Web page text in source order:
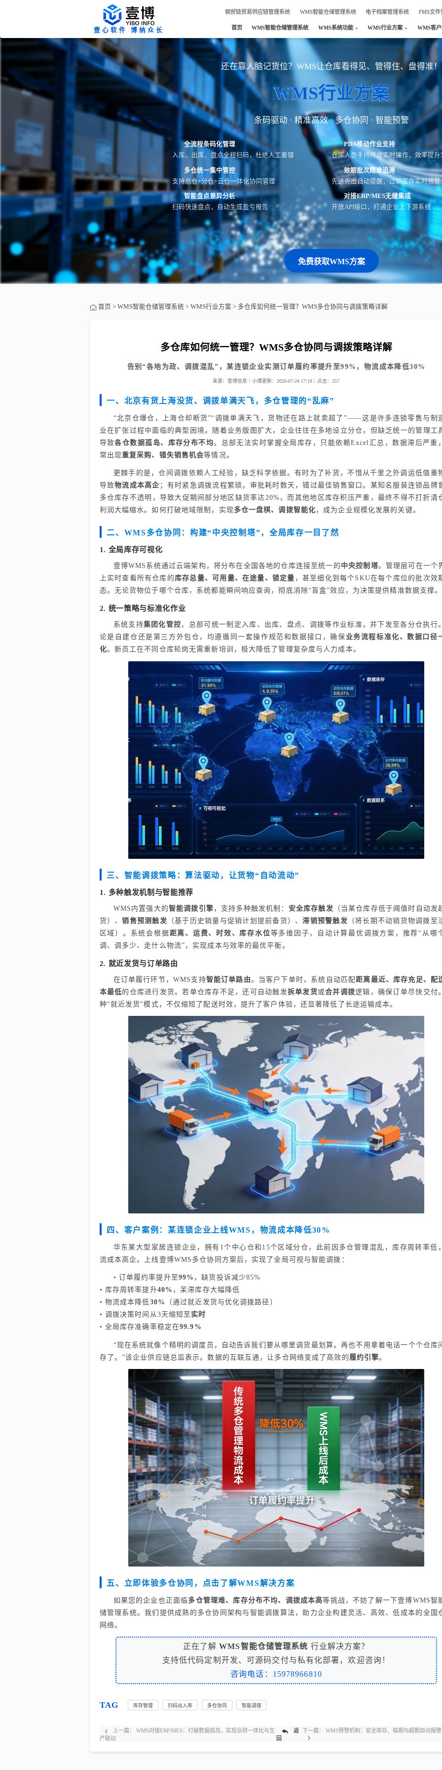
钢贸链贸易供应链管理系统 WMS智能仓储管理系统 电子档案管理系统 FMS文
壹心软件 博纳众长 首页 WMS智能仓储管理系统 WMS系统功能 WMS行业方案 WMS客
还在靠人脑记货位？WMS让仓库看得见、管得住、盘得准！
WMS行业方案
条码驱动 · 精准高效 · 多仓协同 · 智能预警
全流程条码化管理
入库、出库、盘点全程扫码，杜绝人工差错
PDA移动作业支持
仓库人员手持终端实时操作，效率提升
多仓统一集中管控
支持总仓+分仓+云仓一体化协同管理
效期批次精准追溯
先进先出自动提醒，过期库存实时预警
智能盘点差异分析
扫码快速盘点，自动生成盈亏报告
对接ERP/MES无缝集成
开放API接口，打通企业上下游系统
免费获取WMS方案
首页 > WMS智能仓储管理系统 > WMS行业方案 > 多仓库如何统一管理？WMS多仓协同与调拨策略详解
多仓库如何统一管理？WMS多仓协同与调拨策略详解
告别“各地为政、调拨混乱”，某连锁企业实测订单履约率提升至99%，物流成本降低30%
来源：壹博信息｜小博更新：2026-07-24 17:18｜ 点击：257
一、北京有货上海没货、调拨单满天飞，多仓管理的“乱麻”
“北京仓爆仓，上海仓却断货”“调拨单满天飞，货物还在路上就卖超了”——这是许多连锁零售与制
业在扩张过程中面临的典型困境。随着业务版图扩大，企业往往在多地设立分仓，但缺乏统一的管理工
导致各仓数据孤岛、库存分布不均。总部无法实时掌握全局库存，只能依赖Excel汇总，数据滞后严重
常出现重复采购、错失销售机会等情况。
更棘手的是，仓间调拨依赖人工经验，缺乏科学依据。有时为了补货，不惜从千里之外调运低值重
导致物流成本高企 ；有时紧急调拨流程繁琐，审批耗时数天，错过最佳销售窗口。某知名服装连锁品牌
多仓库存不透明，导致大促期间部分地区缺货率达20%，而其他地区库存积压严重，最终不得不打折清
利润大幅缩水。如何打破地域限制，实现多仓一盘棋、调拨智能化 ，成为企业规模化发展的关键。
二、WMS多仓协同：构建“中央控制塔”，全局库存一目了然
1. 全局库存可视化
壹博WMS系统通过云端架构，将分布在全国各地的仓库连接至统一的 中央控制塔。管理层可在一个
上实时查看所有仓库的 库存总量、可用量、在途量、锁定量 ，甚至细化到每个SKU在每个库位的批次效
态。无论货物位于哪个仓库，系统都能瞬间响应查询，彻底消除“盲盒”效应，为决策提供精准数据支撑。
2. 统一策略与标准化作业
系统支持集团化管控 ，总部可统一制定入库、出库、盘点、调拨等作业标准，并下发至各分仓执行
论是自建仓还是第三方外包仓，均遵循同一套操作规范和数据接口，确保 业务流程标准化、数据口径
化。新员工在不同仓库轮岗无需重新培训，极大降低了管理复杂度与人力成本。
三、智能调拨策略：算法驱动，让货物“自动流动”
1. 多种触发机制与智能推荐
WMS内置强大的智能调拨引擎 ，支持多种触发机制： 安全库存触发 （当某仓库存低于阈值时自动发
货）、销售预测触发 （基于历史销量与促销计划提前备货）、滞销预警触发 （将长期不动销货物调拨至
区域）。系统会根据 距离、运费、时效、库存水位等多维因子，自动计算最优调拨方案，推荐“从哪
调、调多少、走什么物流”，实现成本与效率的最优平衡。
2. 就近发货与订单路由
在订单履行环节，WMS支持智能订单路由。当客户下单时，系统自动匹配距离最近、库存充足、配
本最低的仓库进行发货。若单仓库存不足，还可自动触发拆单发货或合并调拨逻辑，确保订单尽快交付
种“就近发货”模式，不仅缩短了配送时效，提升了客户体验，还显著降低了长途运输成本。
四、客户案例：某连锁企业上线WMS，物流成本降低30%
华东某大型家居连锁企业，拥有1个中心仓和15个区域分仓，此前因多仓管理混乱，库存周转率低
流成本高企。上线壹博WMS多仓协同方案后，实现了全局可视与智能调拨：
• 订单履约率提升至99% ，缺货投诉减少85%
• 库存周转率提升40% ，呆滞库存大幅降低
• 物流成本降低30%
（通过就近发货与优化调拨路径）
• 调拨决策时间从3天缩短至 实时
• 全局库存准确率稳定在99.9%
“现在系统就像个精明的调度员，自动告诉我们要从哪里调货最划算。再也不用拿着电话一个个仓库
存了。”该企业供应链总监表示。数据的互联互通，让多仓网络变成了高效的 履约引擎。
五、立即体验多仓协同，点击了解WMS解决方案
如果您的企业也正面临多仓管理难、库存分布不均、调拨成本高等挑战，不妨了解一下壹博WMS智
储管理系统。我们提供成熟的多仓协同架构与智能调拨算法，助力企业构建灵活、高效、低成本的全国
网络。
正在了解WMS智能仓储管理系统 行业解决方案？
支持低代码定制开发、可源码交付与私有化部署，欢迎咨询！
咨询电话：15978966810
TAG 库存管理 扫码出入库 多仓协同 智能调拨
上一篇：
WMS对接ERP/MES：打破数据孤岛，实现业财一体化与生
产联动
返
回
下一篇： WMS预警机制：安全库存、临期与超期自动报